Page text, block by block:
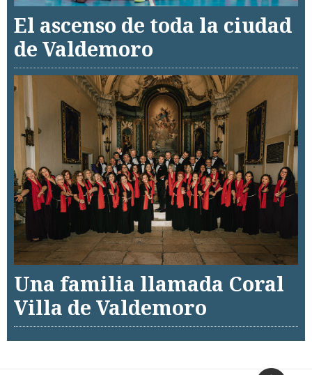
El ascenso de toda la ciudad
de Valdemoro
Una familia llamada Coral
Villa de Valdemoro